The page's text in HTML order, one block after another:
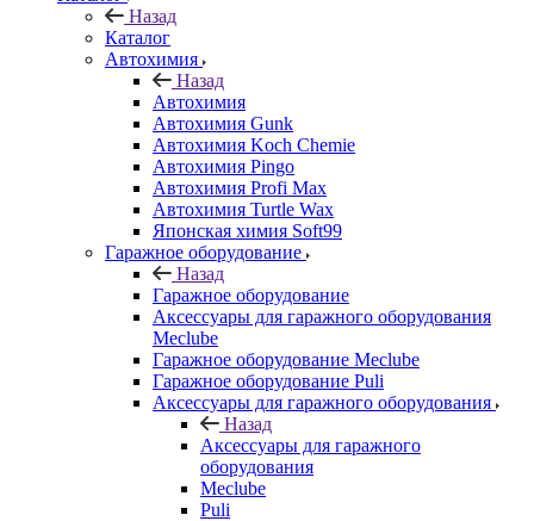
Назад
Каталог
Автохимия
Назад
Автохимия
Автохимия Gunk
Автохимия Koch Chemie
Автохимия Pingo
Автохимия Profi Max
Автохимия Turtle Wax
Японская химия Soft99
Гаражное оборудование
Назад
Гаражное оборудование
Аксессуары для гаражного оборудования
Meclube
Гаражное оборудование Meclube
Гаражное оборудование Puli
Аксессуары для гаражного оборудования
Назад
Аксессуары для гаражного
оборудования
Meclube
Puli